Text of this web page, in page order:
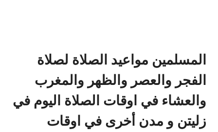
المسلمين مواعيد الصلاة لصلاة
الفجر والعصر والظهر والمغرب
والعشاء في اوقات الصلاة اليوم في
زليتن و مدن أخرى في اوقات